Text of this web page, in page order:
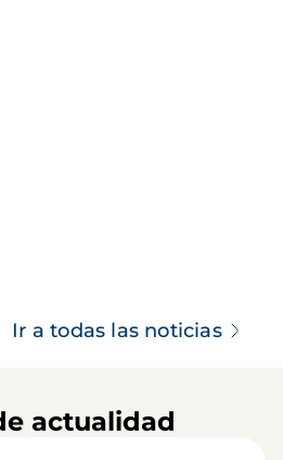
Ir a todas las noticias
actualidad